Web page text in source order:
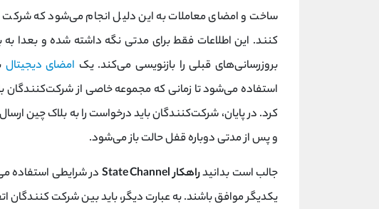
ساخت و امضای معاملات به این دلیل انجام می‌شود که شرکت
کنند. این اطلاعات فقط برای مدتی نگه داشته شده و بعدا
بروزرسانی‌های قبلی را بازنویسی می‌کند. یک امضای دیجیتال
استفاده می‌شود تا زمانی که مجموعه خاصی از شرکت‌کنندگان
و پس از مدتی دوباره قفل حالت باز می‌شود.
جالب است بدانیدراهکار State Channel
در شرایطی استفاده
یکدیگر موافق باشند. به عبارت دیگر، باید بین شرکت